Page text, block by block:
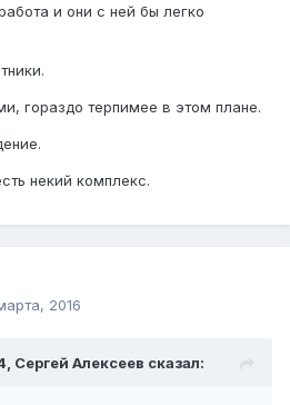
и они с ней бы легко
гораздо терпимее в этом плане.
некий комплекс.
2016
Сергей Алексеев сказал: